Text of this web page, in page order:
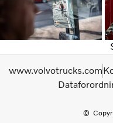
www.volvotrucks.com